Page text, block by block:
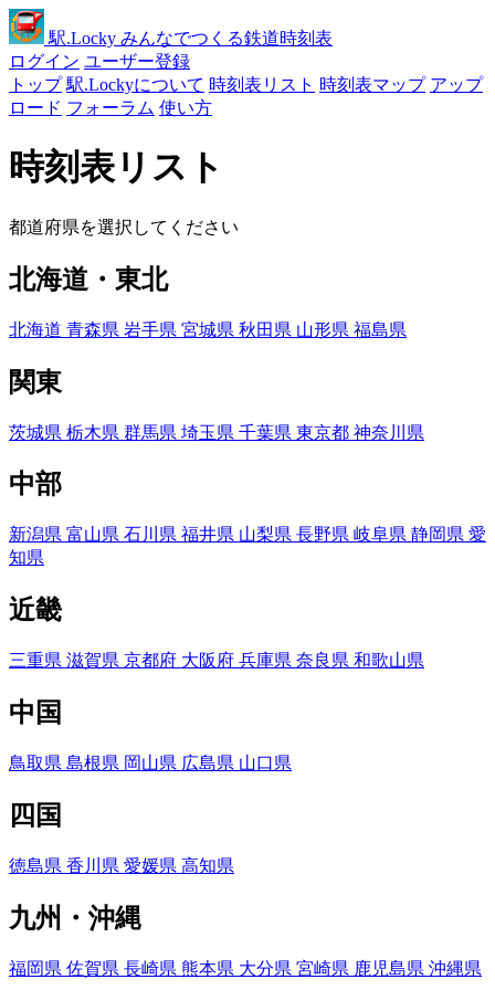
駅.Locky みんなでつくる鉄道時刻表
ログイン ユーザー登録
トップ 駅.Lockyについて 時刻表リスト 時刻表マップ アップ
ロード フォーラム 使い方
時刻表リスト
都道府県を選択してください
北海道・東北
北海道 青森県 岩手県 宮城県 秋田県 山形県 福島県
関東
茨城県 栃木県 群馬県 埼玉県 千葉県 東京都 神奈川県
中部
新潟県 富山県 石川県 福井県 山梨県 長野県 岐阜県 静岡県 愛
知県
近畿
三重県 滋賀県 京都府 大阪府 兵庫県 奈良県 和歌山県
中国
鳥取県 島根県 岡山県 広島県 山口県
四国
徳島県 香川県 愛媛県 高知県
九州・沖縄
福岡県 佐賀県 長崎県 熊本県 大分県 宮崎県 鹿児島県 沖縄県